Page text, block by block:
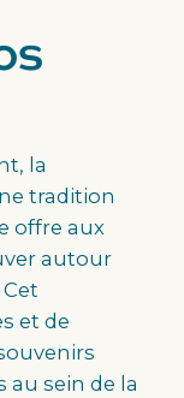
la
tradition
offre aux
autour
et de
au sein de la